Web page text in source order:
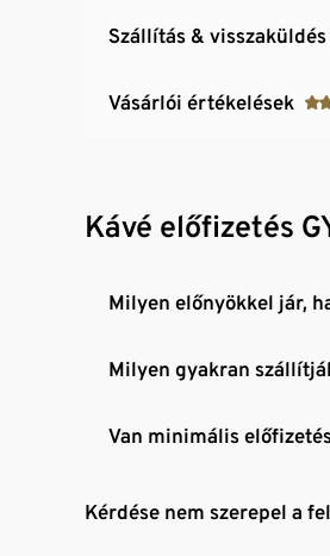
Szállítás & visszaküldés
Vásárlói értékelések
Kávé előfizetés
Milyen előnyökkel jár,
Milyen gyakran
Van minimális
Kérdése nem szerepel a